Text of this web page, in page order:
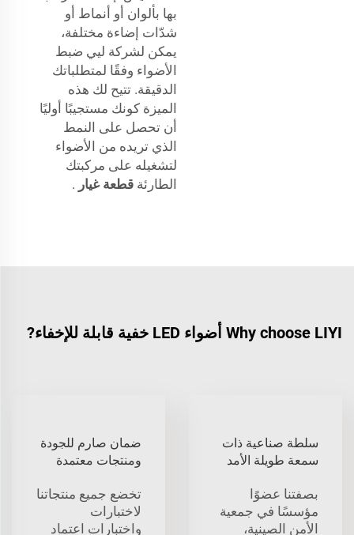
بها بألوان أو أنماط أو
شدّات إضاءة مختلفة،
يمكن لشركة ليي ضبط
الأضواء وفقًا لمتطلباتك
الدقيقة. تتيح لك هذه
الميزة كونك مستجيبًا أوليًا
أن تحصل على النمط
الذي تريده من الأضواء
لتشغيله على مركبتك
الطارئة قطعة غيار .
Why choose LIYI أضواء LED خفية قابلة للإخفاء?
سلطة صناعية ذات
سمعة طويلة الأمد
بصفتنا عضوًا
مؤسسًا في جمعية
الأمن الصينية،
ضمان صارم للجودة
ومنتجات معتمدة
تخضع جميع منتجاتنا
لاختبارات
واختبارات اعتماد